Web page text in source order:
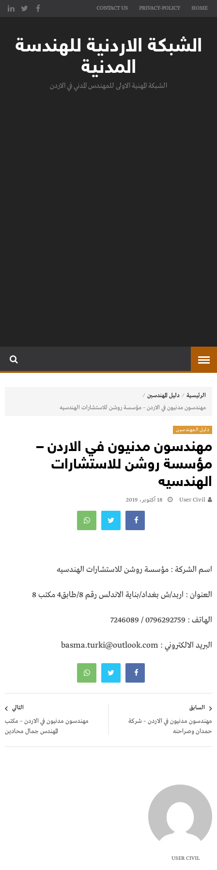
HOME
PRIVACY-POLICY
CONTACT US
الشبكة الاردنية للهندسة
المدنية
الشبكة المهنية الاولى للمهندس المدني في الاردن
الرئيسية ⁄ دليل المهندسين ⁄
مهندسون مدنيون في الاردن – مؤسسة روشن للاستشارات الهندسيه
دليل المهندسين
مهندسون مدنيون في الاردن –
مؤسسة روشن للاستشارات
الهندسيه
User Civil 18 أكتوبر، 2019
اسم الشركة : مؤسسة روشن للاستشارات الهندسيه
العنوان : اربد/ش بغداد/بناية الاندلس رقم 8/طابق4 مكتب 8
الهاتف : 0796292759 / 7246089
البريد الالكتروني : basma.turki@outlook.com
المقالات
السابق
مهندسون مدنيون في الاردن – شركة
حمدان وصراحنه
التالي
مهندسون مدنيون في الاردن – مكتب
المهندس جمال محادين
USER CIVIL